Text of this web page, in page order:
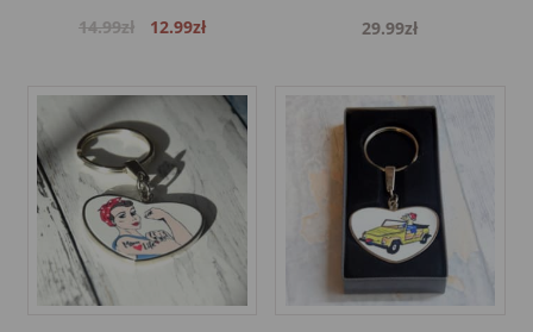
14.99zł
Original
14.99zł.
12.99złCurrent
12.99zł.
29.99zł